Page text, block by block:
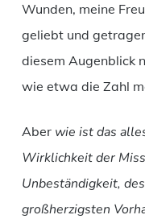
Wunden, meine
geliebt und
diesem Augenblick
wie etwa die Zahl
Aber wie ist das
Wirklichkeit der
Unbeständigkeit,
großherzigsten